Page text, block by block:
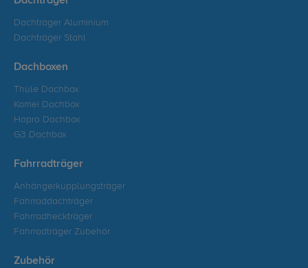
Dachträger Aluminium
Dachträger Stahl
Dachboxen
Thule Dachbox
Kamei Dachbox
Hapro Dachbox
G3 Dachbox
Fahrradträger
Anhängerkupplungsträger
Fahrraddachträger
Fahrradheckträger
Fahrradträger Zubehör
Zubehör